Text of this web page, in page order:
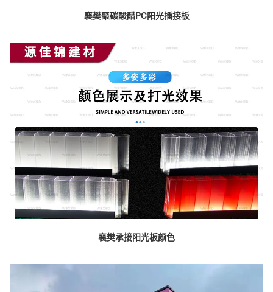
襄樊聚碳酸醋PC阳光插接板
襄樊承接阳光板颜色